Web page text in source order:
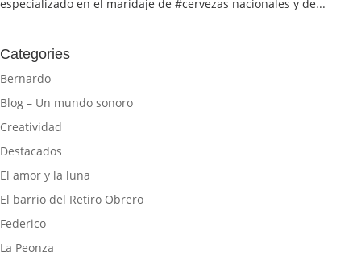
especializado en el maridaje de #cervezas nacionales y de...
Categories
Bernardo
Blog – Un mundo sonoro
Creatividad
Destacados
El amor y la luna
El barrio del Retiro Obrero
Federico
La Peonza